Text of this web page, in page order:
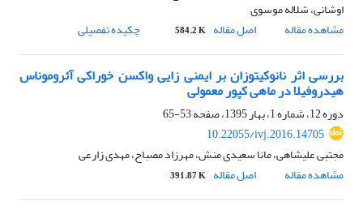
اوشانی، شلاله موسوی
مشاهده مقاله
اصل مقاله 584.2 K چکیده تفصیلی
بررسی اثر نانوکیتوزان بر ایمنی زایی واکسن خوراکی آئروموناس
هیدروفیلا در ماهی کپور معمولی
دوره 12، شماره 1، بهار 1395، صفحه
53-65
10.22055/ivj.2016.14705
مجتبی علیشاهی، مانا سعیدی منش، مهرزاد مصباح، مهدی زارعی
مشاهده مقاله
اصل مقاله 391.87 K